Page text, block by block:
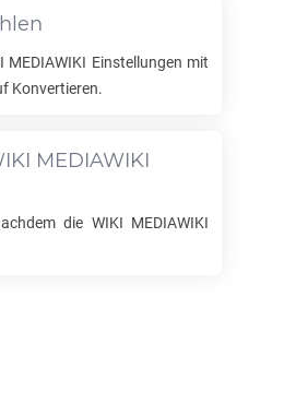
MEDIAWIKI Einstellungen mit
Konvertieren.
MEDIAWIKI
die WIKI MEDIAWIKI